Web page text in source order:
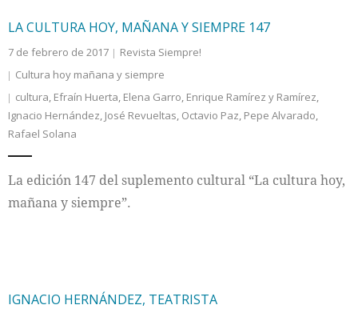
LA CULTURA HOY, MAÑANA Y SIEMPRE 147
7 de febrero de 2017
Revista Siempre!
Cultura hoy mañana y siempre
cultura, Efraín Huerta, Elena Garro, Enrique Ramírez y Ramírez,
Ignacio Hernández, José Revueltas, Octavio Paz, Pepe Alvarado,
Rafael Solana
La edición 147 del suplemento cultural “La cultura hoy,
mañana y siempre”.
IGNACIO HERNÁNDEZ, TEATRISTA